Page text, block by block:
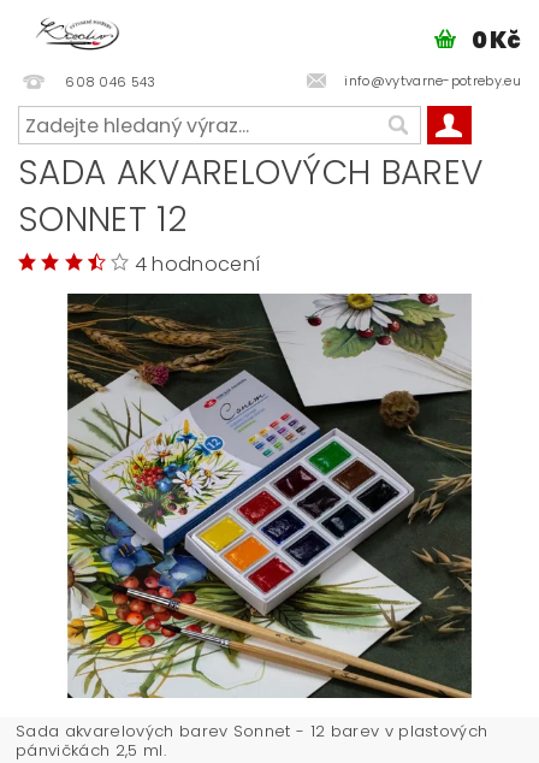
608 046 543 info@vytvarne-potreby.eu
0 Kč
SADA AKVARELOVÝCH BAREV
SONNET 12
4 hodnocení
Sada akvarelových barev Sonnet - 12 barev v plastových
pánvičkách 2,5 ml.